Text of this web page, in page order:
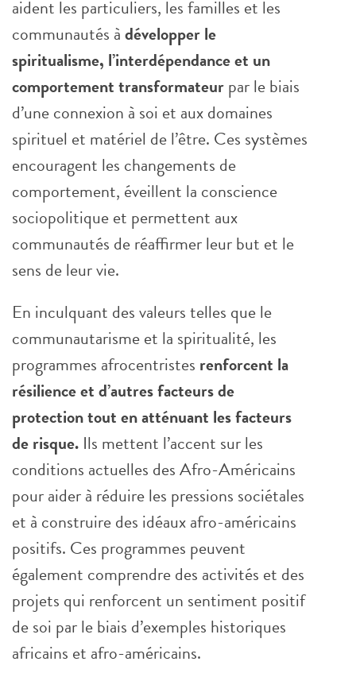
aident les particuliers, les familles et les
communautés àdévelopper le
spiritualisme, l’interdépendance et un
comportement transformateurpar le biais
d’une connexion à soi et aux domaines
spirituel et matériel de l’être. Ces systèmes
encouragent les changements de
comportement, éveillent la conscience
sociopolitique et permettent aux
communautés de réaffirmer leur but et le
sens de leur vie.
En inculquant des valeurs telles que le
communautarisme et la spiritualité, les
programmes afrocentristes renforcent la
résilience et d’autres facteurs de
protection tout en atténuant les facteurs
de risque. Ils mettent l’accent sur les
conditions actuelles des Afro-Américains
pour aider à réduire les pressions sociétales
et à construire des idéaux afro-américains
positifs. Ces programmes peuvent
également comprendre des activités et des
projets qui renforcent un sentiment positif
de soi par le biais d’exemples historiques
africains et afro-américains.